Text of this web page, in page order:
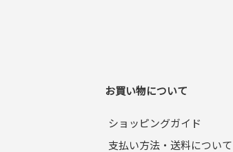
お買い物について
ショッピングガイド
支払い方法・送料について